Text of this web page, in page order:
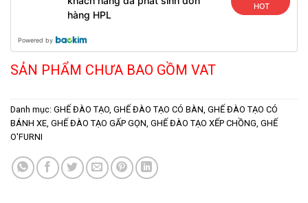
hàng HPL
HOT
Powered by
SẢN PHẨM CHƯA BAO GỒM VAT
Danh mục: GHẾ ĐÀO TẠO, GHẾ ĐÀO TẠO CÓ BÀN, GHẾ ĐÀO TẠO CÓ
BÁNH XE, GHẾ ĐÀO TẠO GẤP GỌN, GHẾ ĐÀO TẠO XẾP CHỒNG, GHẾ
O'FURNI